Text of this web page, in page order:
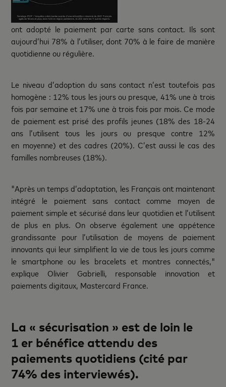
ont adopté le paiement par carte sans contact. Ils sont
aujourd’hui 78% à l’utiliser, dont 70% à le faire de manière
quotidienne ou régulière.
Le niveau d’adoption du sans contact n’est toutefois pas
homogène : 12% tous les jours ou presque, 41% une à trois
fois par semaine et 17% une à trois fois par mois. Ce mode
de paiement est prisé des profils jeunes (18% des 18-24
ans l’utilisent tous les jours ou presque contre 12%
en moyenne) et des cadres (20%). C’est aussi le cas des
familles nombreuses (18%).
"Après un temps d’adaptation, les Français ont maintenant
intégré le paiement sans contact comme moyen de
paiement simple et sécurisé dans leur quotidien et l’utilisent
de plus en plus. On observe également une appétence
grandissante pour l’utilisation de moyens de paiement
innovants qui leur simplifient la vie de tous les jours comme
le smartphone ou les bracelets et montres connectés,"
explique Olivier Gabrielli, responsable innovation et
paiements digitaux, Mastercard France.
La « sécurisation » est de loin le
1 er bénéfice attendu des
paiements quotidiens (cité par
74% des interviewés).